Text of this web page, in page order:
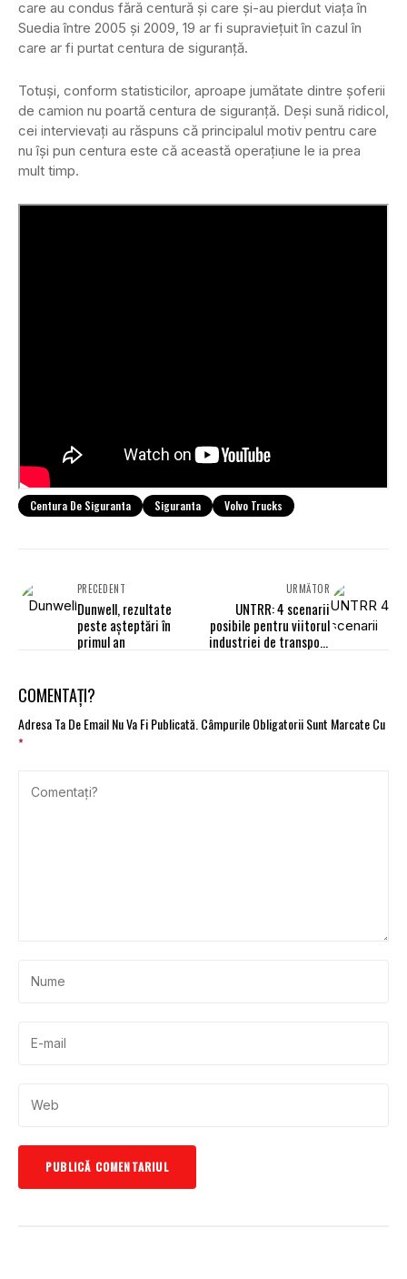
care au condus fără centură și care și-au pierdut viața în
Suedia între 2005 și 2009, 19 ar fi supraviețuit în cazul în
care ar fi purtat centura de siguranță.
Totuși, conform statisticilor, aproape jumătate dintre șoferii
de camion nu poartă centura de siguranță. Deși sună ridicol,
cei intervievați au răspuns că principalul motiv pentru care
nu își pun centura este că această operațiune le ia prea
mult timp.
Centura De Siguranta Siguranta Volvo Trucks
PRECEDENT
Dunwell, rezultate
peste așteptări în
primul an
URMĂTOR
UNTRR: 4 scenarii
posibile pentru viitorul
industriei de transport
COMENTAȚI?
Adresa Ta De Email Nu Va Fi Publicată. Câmpurile Obligatorii Sunt Marcate Cu
*